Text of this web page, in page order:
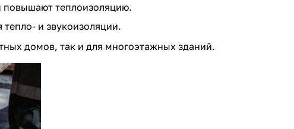
повышают теплоизоляцию.
и звукоизоляции.
домов, так и для многоэтажных зданий.